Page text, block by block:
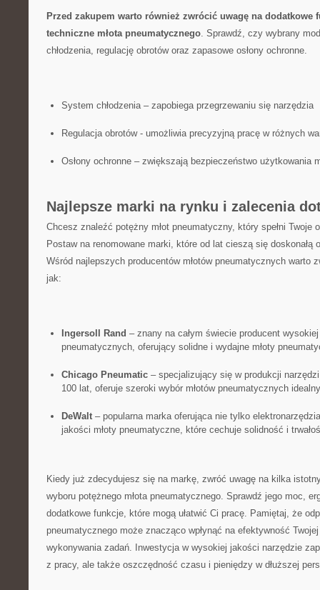
Przed zakupem warto również​ zwrócić uwagę na dodatkowe
techniczne ‌młota pneumatycznego. ​Sprawdź, czy wybrany
chłodzenia, regulację obrotów oraz zapasowe osłony ochronne.
System chłodzenia – zapobiega przegrzewaniu ‍się⁣ narzędzia
Regulacja obrotów ​- umożliwia precyzyjną pracę w różnych
Osłony ochronne – zwiększają bezpieczeństwo użytkowania
Najlepsze marki⁣ na rynku i zalecenia
Chcesz znaleźć potężny młot pneumatyczny,‌ który​ spełni ​Twoje
Postaw na‌ renomowane marki, ​które od lat cieszą się doskonałą‍
⁤Wśród najlepszych producentów młotów⁢ pneumatycznych warto
jak:
Ingersoll Rand – znany na⁢ całym świecie producent
pneumatycznych, oferujący solidne i wydajne młoty
Chicago⁢ Pneumatic– specjalizujący się ⁤w produkcji
100 lat, oferuje szeroki wybór młotów pneumatycznych
DeWalt– popularna marka oferująca nie tylko‌
jakości​ młoty pneumatyczne,​ które​ cechuje solidność ‌i
Kiedy​ już zdecydujesz się na markę, zwróć uwagę na kilka
wyboru potężnego⁤ młota pneumatycznego. Sprawdź jego moc,
dodatkowe⁤ funkcje, które mogą​ ułatwić Ci pracę. ⁢Pamiętaj, że
pneumatycznego może znacząco wpłynąć na efektywność
wykonywania ​zadań. ⁤Inwestycja w wysokiej ⁢jakości narzędzie⁤
⁣z pracy, ale ‌także oszczędność czasu i pieniędzy w dłuższej